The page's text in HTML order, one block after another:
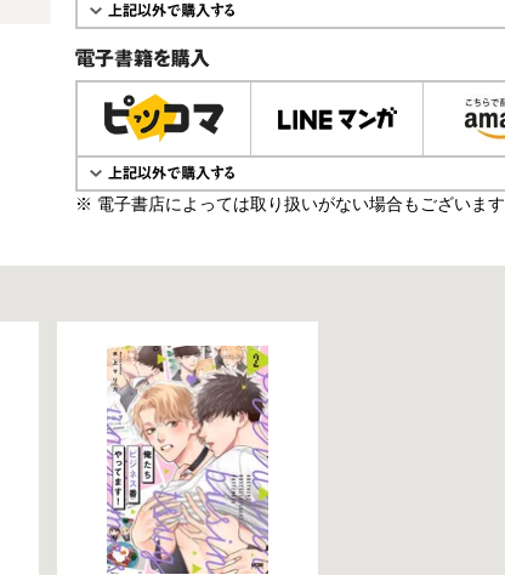
電子書籍で購入
※ 電子書店によっては取り扱いがない場合もございます